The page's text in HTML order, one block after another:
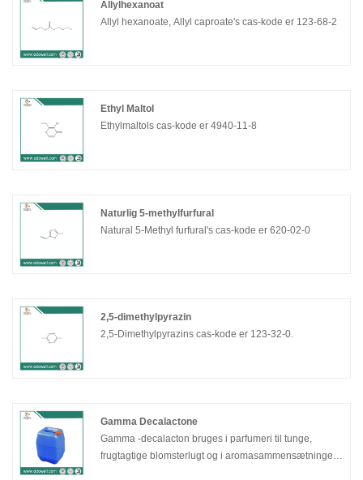
Allylhexanoat
Allyl hexanoate, Allyl caproate's cas-kode er 123-68-2
Ethyl Maltol
Ethylmaltols cas-kode er 4940-11-8
Naturlig 5-methylfurfural
Natural 5-Methyl furfural's cas-kode er 620-02-0
2,5-dimethylpyrazin
2,5-Dimethylpyrazins cas-kode er 123-32-0.
Gamma Decalactone
Gamma -decalacton bruges i parfumeri til tunge,
frugtagtige blomsterlugt og i aromasammensætninger,